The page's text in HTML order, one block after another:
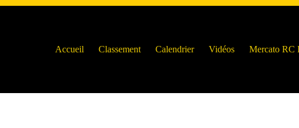
Accueil
Classement Calendrier Vidéos Mercato RC